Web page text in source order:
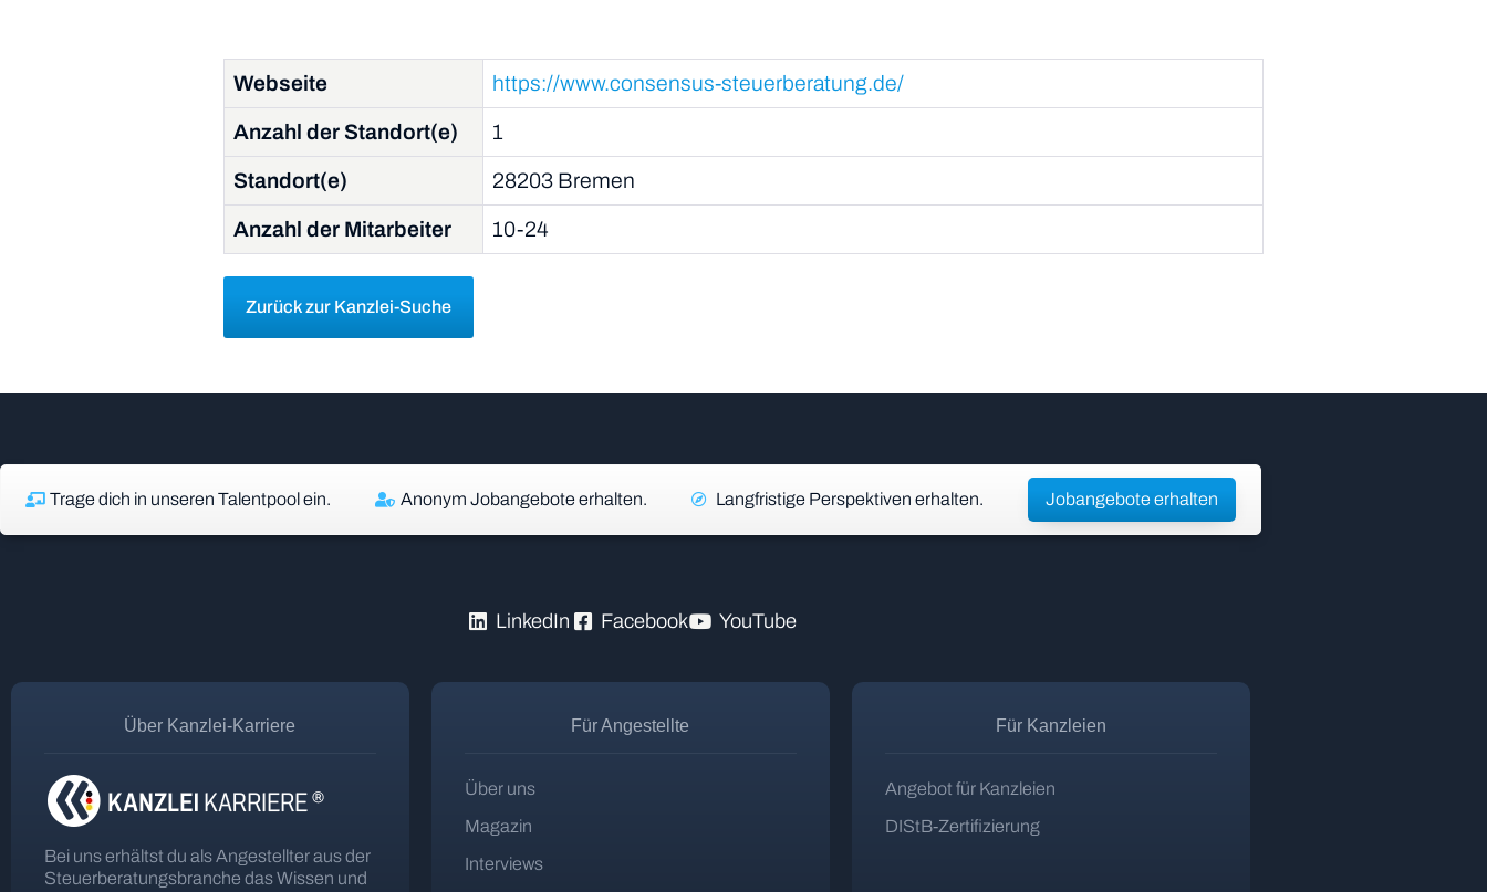
Webseite https://www.consensus-steuerberatung.de/
Anzahl der Standort(e) 1
Standort(e) 28203 Bremen
Anzahl der Mitarbeiter 10-24
Zurück zur Kanzlei-Suche
Trage dich in unseren Talentpool ein. Anonym Jobangebote erhalten. Langfristige Perspektiven erhalten. Jobangebote erhalten
LinkedIn Facebook YouTube
Über Kanzlei-Karriere
Bei uns erhältst du als Angestellter aus der
Steuerberatungsbranche das Wissen und
Für Angestellte
Über uns
Magazin
Interviews
Für Kanzleien
Angebot für Kanzleien
DIStB-Zertifizierung